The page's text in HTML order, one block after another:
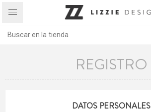
REGISTRO
DATOS PERSONALES